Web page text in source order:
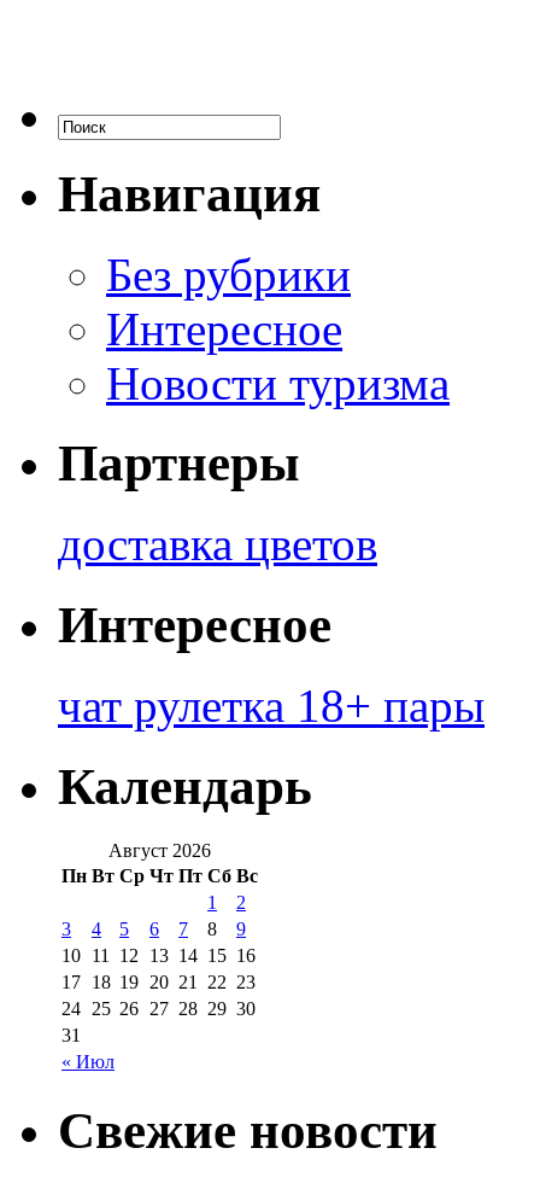
Навигация
Без рубрики
Интересное
Новости туризма
Партнеры
доставка цветов
Интересное
чат рулетка 18+ пары
Календарь
Август 2026
Пн Вт Ср Чт Пт Сб Вс
« Июл
1
2
3
4 5 6 7 8
9
10 11 12 13 14 15 16
17 18 19 20 21 22 23
24 25 26 27 28 29 30
31
Свежие новости